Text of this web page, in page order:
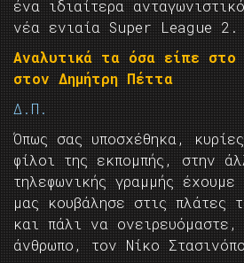
ένα ιδιαίτερα
νέα ενιαία Super League 2.
Αναλυτικά τα όσα είπε στο
στον Δημήτρη Πέττα
Δ.Π.
Όπως σας υποσχέθηκα,
φίλοι της εκπομπής, στην
τηλεφωνικής γραμμής
μας κουβάλησε στις πλάτες
και πάλι να
άνθρωπο, τον Νίκο